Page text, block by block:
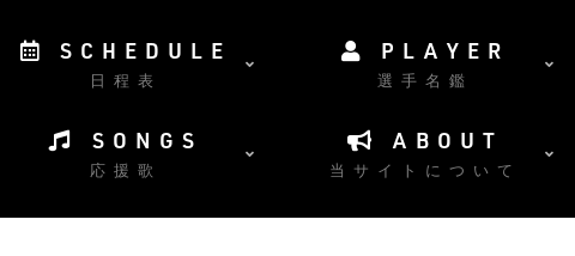
SCHEDULE
日程表
PLAYER
選手名鑑
SONGS
応援歌
ABOUT
当サイトについて